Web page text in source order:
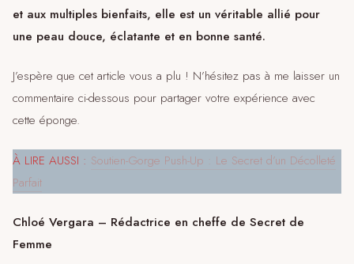
et aux multiples bienfaits, elle est un véritable allié pour
une peau douce, éclatante et en bonne santé.
J’espère que cet article vous a plu ! N’hésitez pas à me laisser un
commentaire ci-dessous pour partager votre expérience avec
cette éponge.
À LIRE AUSSI : Soutien-Gorge Push-Up : Le Secret d’un Décolleté
Parfait
Chloé Vergara – Rédactrice en cheffe de Secret de
Femme